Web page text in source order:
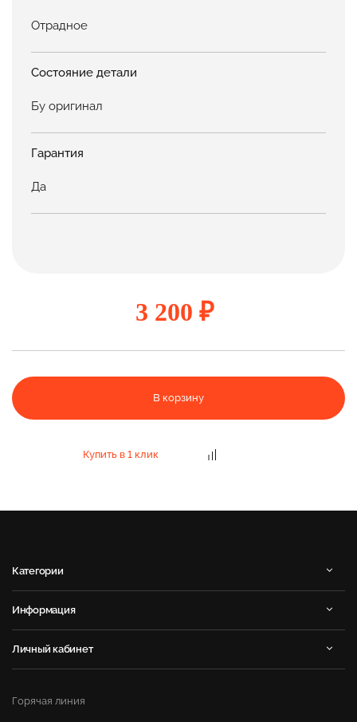
Отрадное
Состояние детали
Бу оригинал
Гарантия
Да
3 200 ₽
В корзину
Купить в 1 клик
Категории
Информация
Личный кабинет
Горячая линия